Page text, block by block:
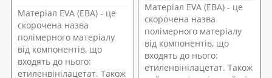
Матеріал EVA (ЕВА) - це
скорочена назва
полімерного матеріалу
від компонентів, що
входять до нього:
етиленвінілацетат. Також
Матеріал EVA (ЕВА) - це
скорочена назва
полімерного матеріалу
від компонентів, що
входять до нього:
етиленвінілацетат. Також